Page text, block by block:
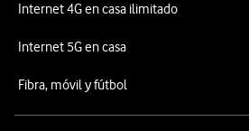
Internet 4G en casa ilimitado
Internet 5G en casa
Fibra, móvil y fútbol